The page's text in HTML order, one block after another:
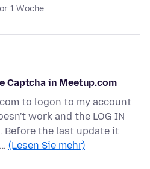
1 Woche
Captcha in Meetup.com
to logon to my account
work and the LOG IN
Before the last update it
(Lesen Sie mehr)